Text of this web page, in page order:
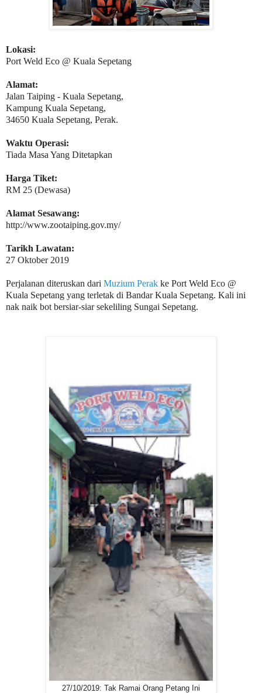
Lokasi:
Port Weld Eco @ Kuala Sepetang
Alamat:
Jalan Taiping - Kuala Sepetang,
Kampung Kuala Sepetang,
34650 Kuala Sepetang, Perak.
Waktu Operasi:
Tiada Masa Yang Ditetapkan
Harga Tiket:
RM 25 (Dewasa)
Alamat Sesawang:
http://www.zootaiping.gov.my/
Tarikh Lawatan:
27 Oktober 2019
Perjalanan diteruskan dari Muzium Perak ke Port Weld Eco @
Kuala Sepetang yang terletak di Bandar Kuala Sepetang. Kali ini
nak naik bot bersiar-siar sekeliling Sungai Sepetang.
27/10/2019: Tak Ramai Orang Petang Ini